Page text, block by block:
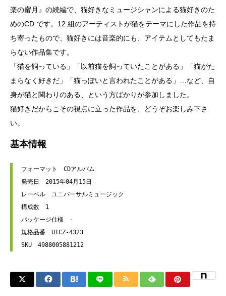
楽の蜜月』の続編で、猫好きなミュージシャンによる猫好きのた
めのCD です。12 組のアーティストが猫をテーマにした作品を持
ち寄ったもので、猫好きには音楽的にも、アイテムとしてもたま
らない作品集です。
「猫を飼っている」「以前猫を飼っていたことがある」「猫がた
まらなく好きだ」「猫っぽいと言われたことがある」…など、自
身が猫と関わりのある、という方ばかりが参加しました。
猫好きだからこその視点に立った作品を、どうぞお楽しみ下さ
い。
基本情報
フォーマット　CDアルバム
発売日　2015年04月15日
レーベル　ユニバーサルミュージック
構成数　1
パッケージ仕様　-
規格品番　UICZ-4323
SKU　4988005881212